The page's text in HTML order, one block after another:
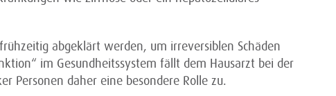
abgeklärt werden, um irreversiblen Schäden
im Gesundheitssystem fällt dem Hausarzt bei der
Personen daher eine besondere Rolle zu.